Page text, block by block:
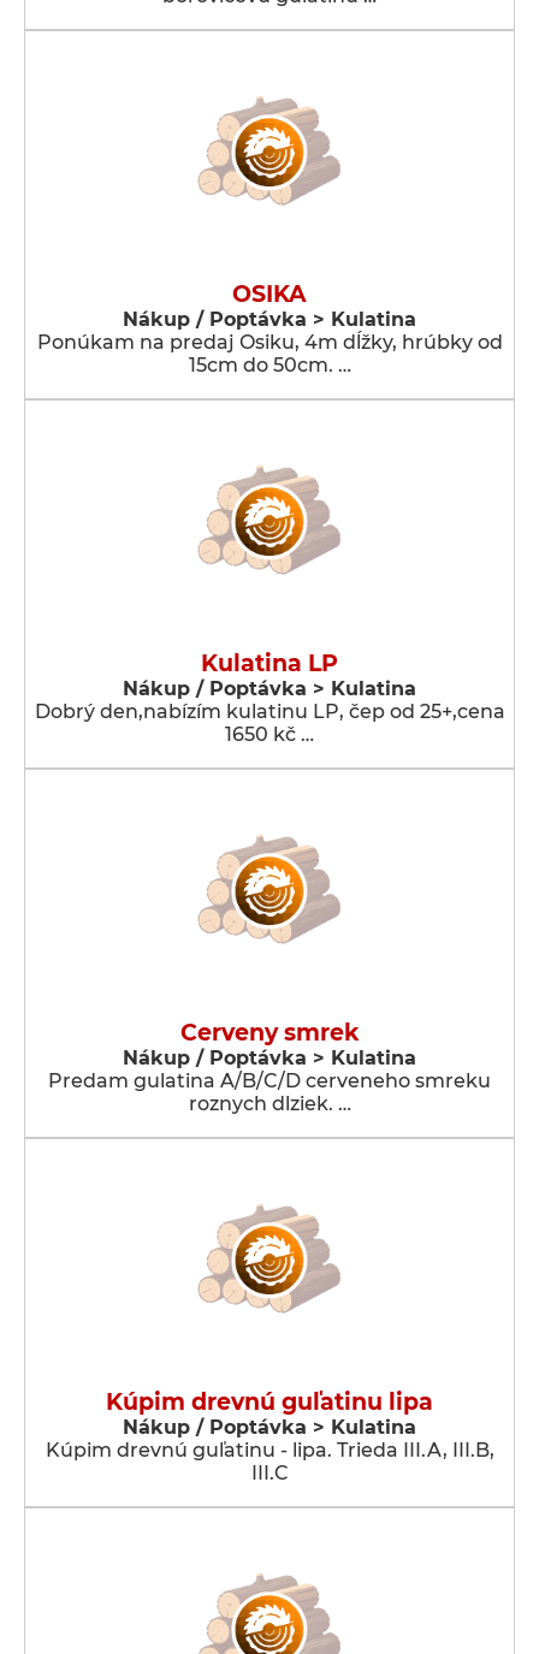
OSIKA
Nákup / Poptávka > Kulatina
Ponúkam na predaj Osiku, 4m dĺžky, hrúbky od
15cm do 50cm. …
Kulatina LP
Nákup / Poptávka > Kulatina
Dobrý den,nabízím kulatinu LP, čep od 25+,cena
1650 kč …
Cerveny smrek
Nákup / Poptávka > Kulatina
Predam gulatina A/B/C/D cerveneho smreku
roznych dlziek. …
Kúpim drevnú guľatinu lipa
Nákup / Poptávka > Kulatina
Kúpim drevnú guľatinu - lipa. Trieda III.A, III.B,
III.C